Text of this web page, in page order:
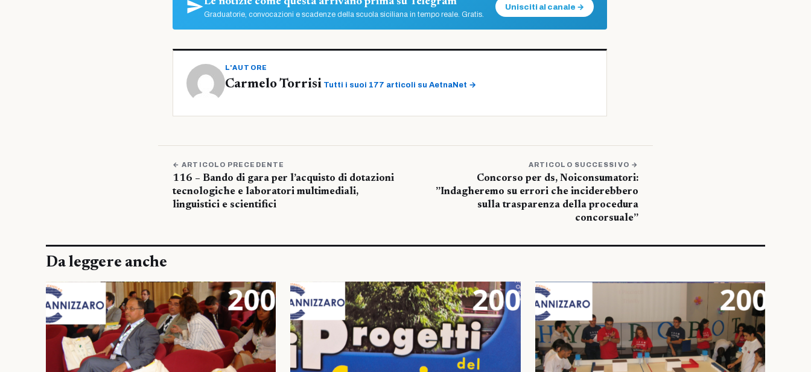
Graduatorie, convocazioni e scadenze della scuola siciliana in tempo reale. Gratis.
Unisciti al canale →
L'AUTORE
Carmelo Torrisi Tutti i suoi 177 articoli su AetnaNet →
← ARTICOLO PRECEDENTE
116 – Bando di gara per l’acquisto di dotazioni
tecnologiche e laboratori multimediali,
linguistici e scientifici
ARTICOLO SUCCESSIVO →
Concorso per ds, Noiconsumatori:
”Indagheremo su errori che inciderebbero
sulla trasparenza della procedura
concorsuale”
Da leggere anche